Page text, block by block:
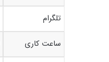
تلگرام
ساعت کاری